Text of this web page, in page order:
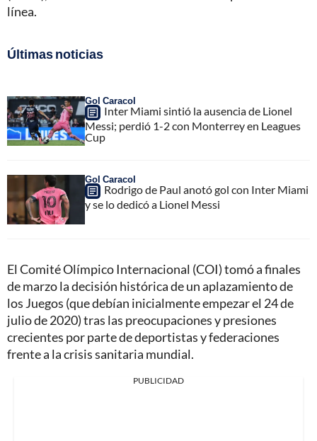
línea.
Últimas noticias
Gol Caracol
Inter Miami sintió la ausencia de Lionel
Messi; perdió 1-2 con Monterrey en Leagues
Cup
Gol Caracol
Rodrigo de Paul anotó gol con Inter Miami
y se lo dedicó a Lionel Messi
El Comité Olímpico Internacional (COI) tomó a finales
de marzo la decisión histórica de un aplazamiento de
los Juegos (que debían inicialmente empezar el 24 de
julio de 2020) tras las preocupaciones y presiones
crecientes por parte de deportistas y federaciones
frente a la crisis sanitaria mundial.
PUBLICIDAD